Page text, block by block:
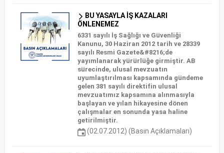
BU YASAYLA İŞ KAZALARI
ÖNLENEMEZ
6331 sayılı İş Sağlığı ve Güvenliği
Kanunu, 30 Haziran 2012 tarih ve 28339
sayılı Resmi Gazete&#8216;de
yayımlanarak yürürlüğe girmiştir. AB
sürecinde, ulusal mevzuatın
uyumlaştırılması kapsamında gündeme
gelen 381 sayılı direktifin ulusal
mevzuatımız kapsamına alınmasıyla
başlayan ve yılan hikayesine dönen
çalışmalar en sonunda yasa haline
getirilmiştir.
(02.07.2012) (Basın Açıklamaları)